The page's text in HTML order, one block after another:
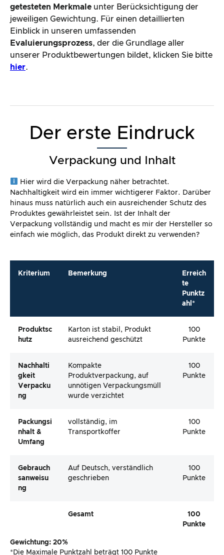
getesteten Merkmale unter Berücksichtigung der
jeweiligen Gewichtung. Für einen detaillierten
Einblick in unseren umfassenden
Evaluierungsprozess, der die Grundlage aller
unserer Produktbewertungen bildet, klicken Sie bitte
hier.
Der erste Eindruck
Verpackung und Inhalt
Hier wird die Verpackung näher betrachtet.
Nachhaltigkeit wird ein immer wichtigerer Faktor. Darüber
hinaus muss natürlich auch ein ausreichender Schutz des
Produktes gewährleistet sein. Ist der Inhalt der
Verpackung vollständig und macht es mir der Hersteller so
einfach wie möglich, das Produkt direkt zu verwenden?
Kriterium Bemerkung
Erreich
te
Punktz
ahl*
Produktsc
Hutz
Karton ist stabil, Produkt
ausreichend geschützt
100
Punkte
Nachhalti
Gkeit
Verpacku
Ng
Kompakte
Produktverpackung, auf
unnötigen Verpackungsmüll
wurde verzichtet
100
Punkte
Packungsi
Nhalt &
Umfang
vollständig, im
Transportkoffer
100
Punkte
Gebrauch
Sanweisu
Ng
Auf Deutsch, verständlich
geschrieben
100
Punkte
Gesamt
100
Punkte
Gewichtung: 20%
*Die Maximale Punktzahl beträgt 100 Punkte